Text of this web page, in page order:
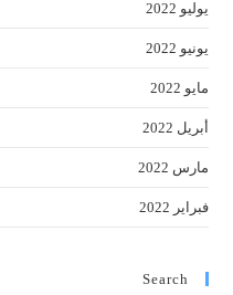
يوليو 2022
يونيو 2022
مايو 2022
أبريل 2022
مارس 2022
فبراير 2022
Search